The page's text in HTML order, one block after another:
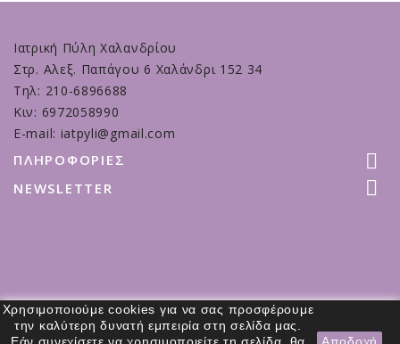
Ιατρική Πύλη Χαλανδρίου
Στρ. Αλεξ. Παπάγου 6 Χαλάνδρι 152 34
Τηλ: 210-6896688
Κιν: 6972058990
E-mail: iatpyli@gmail.com
ΠΛΗΡΟΦΟΡΊΕΣ 
NEWSLETTER 
Χρησιμοποιούμε cookies για να σας προσφέρουμε
την καλύτερη δυνατή εμπειρία στη σελίδα μας.
© Ιατρική Πύλη Χαλανδρίου – All Rights Reserved |